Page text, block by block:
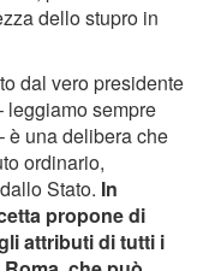
dello stupro in
dal vero presidente
leggiamo sempre
è una delibera che
ordinario,
Stato. In
propone di
attributi di tutti i